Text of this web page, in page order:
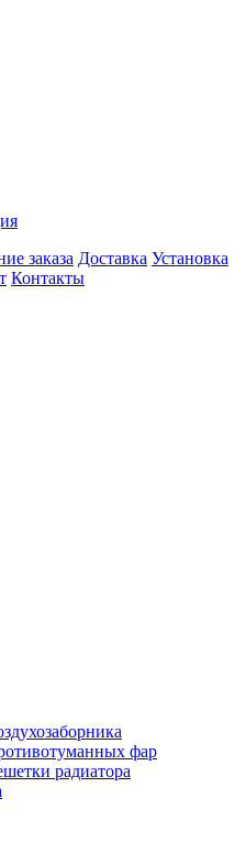
заказа Доставка Установка
Контакты
фар
радиатора